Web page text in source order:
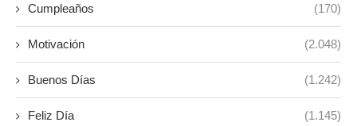
Cumpleaños (170)
Motivación (2.048)
Buenos Días (1.242)
Feliz Día (1.145)